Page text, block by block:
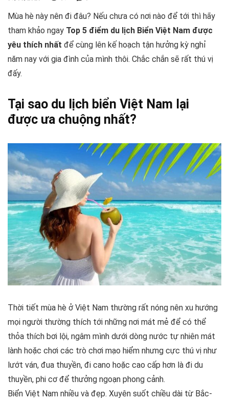
Mùa hè này nên đi đâu? Nếu chưa có nơi nào để tới thì hãy
tham khảo ngay Top 5 điểm du lịch Biển Việt Nam được
yêu thích nhất để cùng lên kế hoạch tận hưởng kỳ nghỉ
năm nay với gia đình của mình thôi. Chắc chắn sẽ rất thú vị
đấy.
Tại sao du lịch biển Việt Nam lại
được ưa chuộng nhất?
Thời tiết mùa hè ở Việt Nam thường rất nóng nên xu hướng
mọi người thường thích tới những nơi mát mẻ để có thể
thỏa thích bơi lội, ngâm mình dưới dòng nước tự nhiên mát
lành hoặc chơi các trò chơi mạo hiểm nhưng cực thú vị như
lướt ván, đua thuyền, đi cano hoặc cao cấp hơn là đi du
thuyền, phi cơ để thưởng ngoạn phong cảnh.
Biển Việt Nam nhiều và đẹp. Xuyên suốt chiều dài từ Bắc-